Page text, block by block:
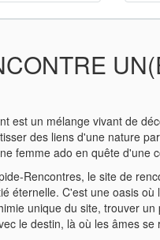
est un mélange vivant de
des liens d'une nature
femme ado en quête
Rencontres, le site de
éternelle. C'est une oasis
unique du site, trouver
le destin, là où les âmes